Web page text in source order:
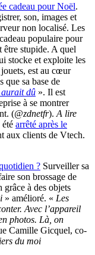
cadeau pour Noël.
son, images et
non localisé. Les
populaire pour
être stupide. A quel
stocke et exploite les
est au cœur
que sa base de
aurait dû ». Il est
à se montrer
(@zdnetfr). A lire
arrêté après le
aux clients de Vtech.
? Surveiller sa
son brossage de
grâce à des objets
» amélioré. « Les
Avec l’appareil
photos. Là, on
Camille Gicquel, co-
du moi